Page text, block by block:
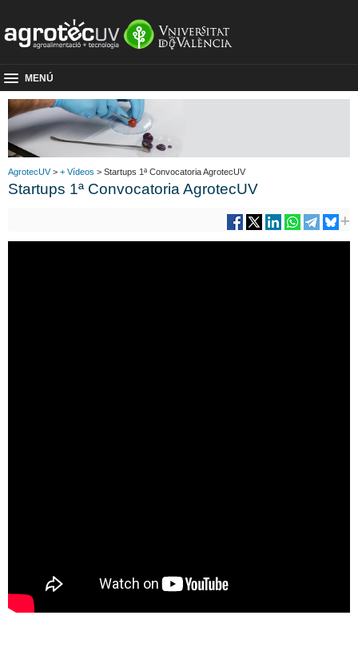
MENÚ
AgrotecUV> + Vídeos > Startups 1ª Convocatoria AgrotecUV
Startups 1ª Convocatoria AgrotecUV